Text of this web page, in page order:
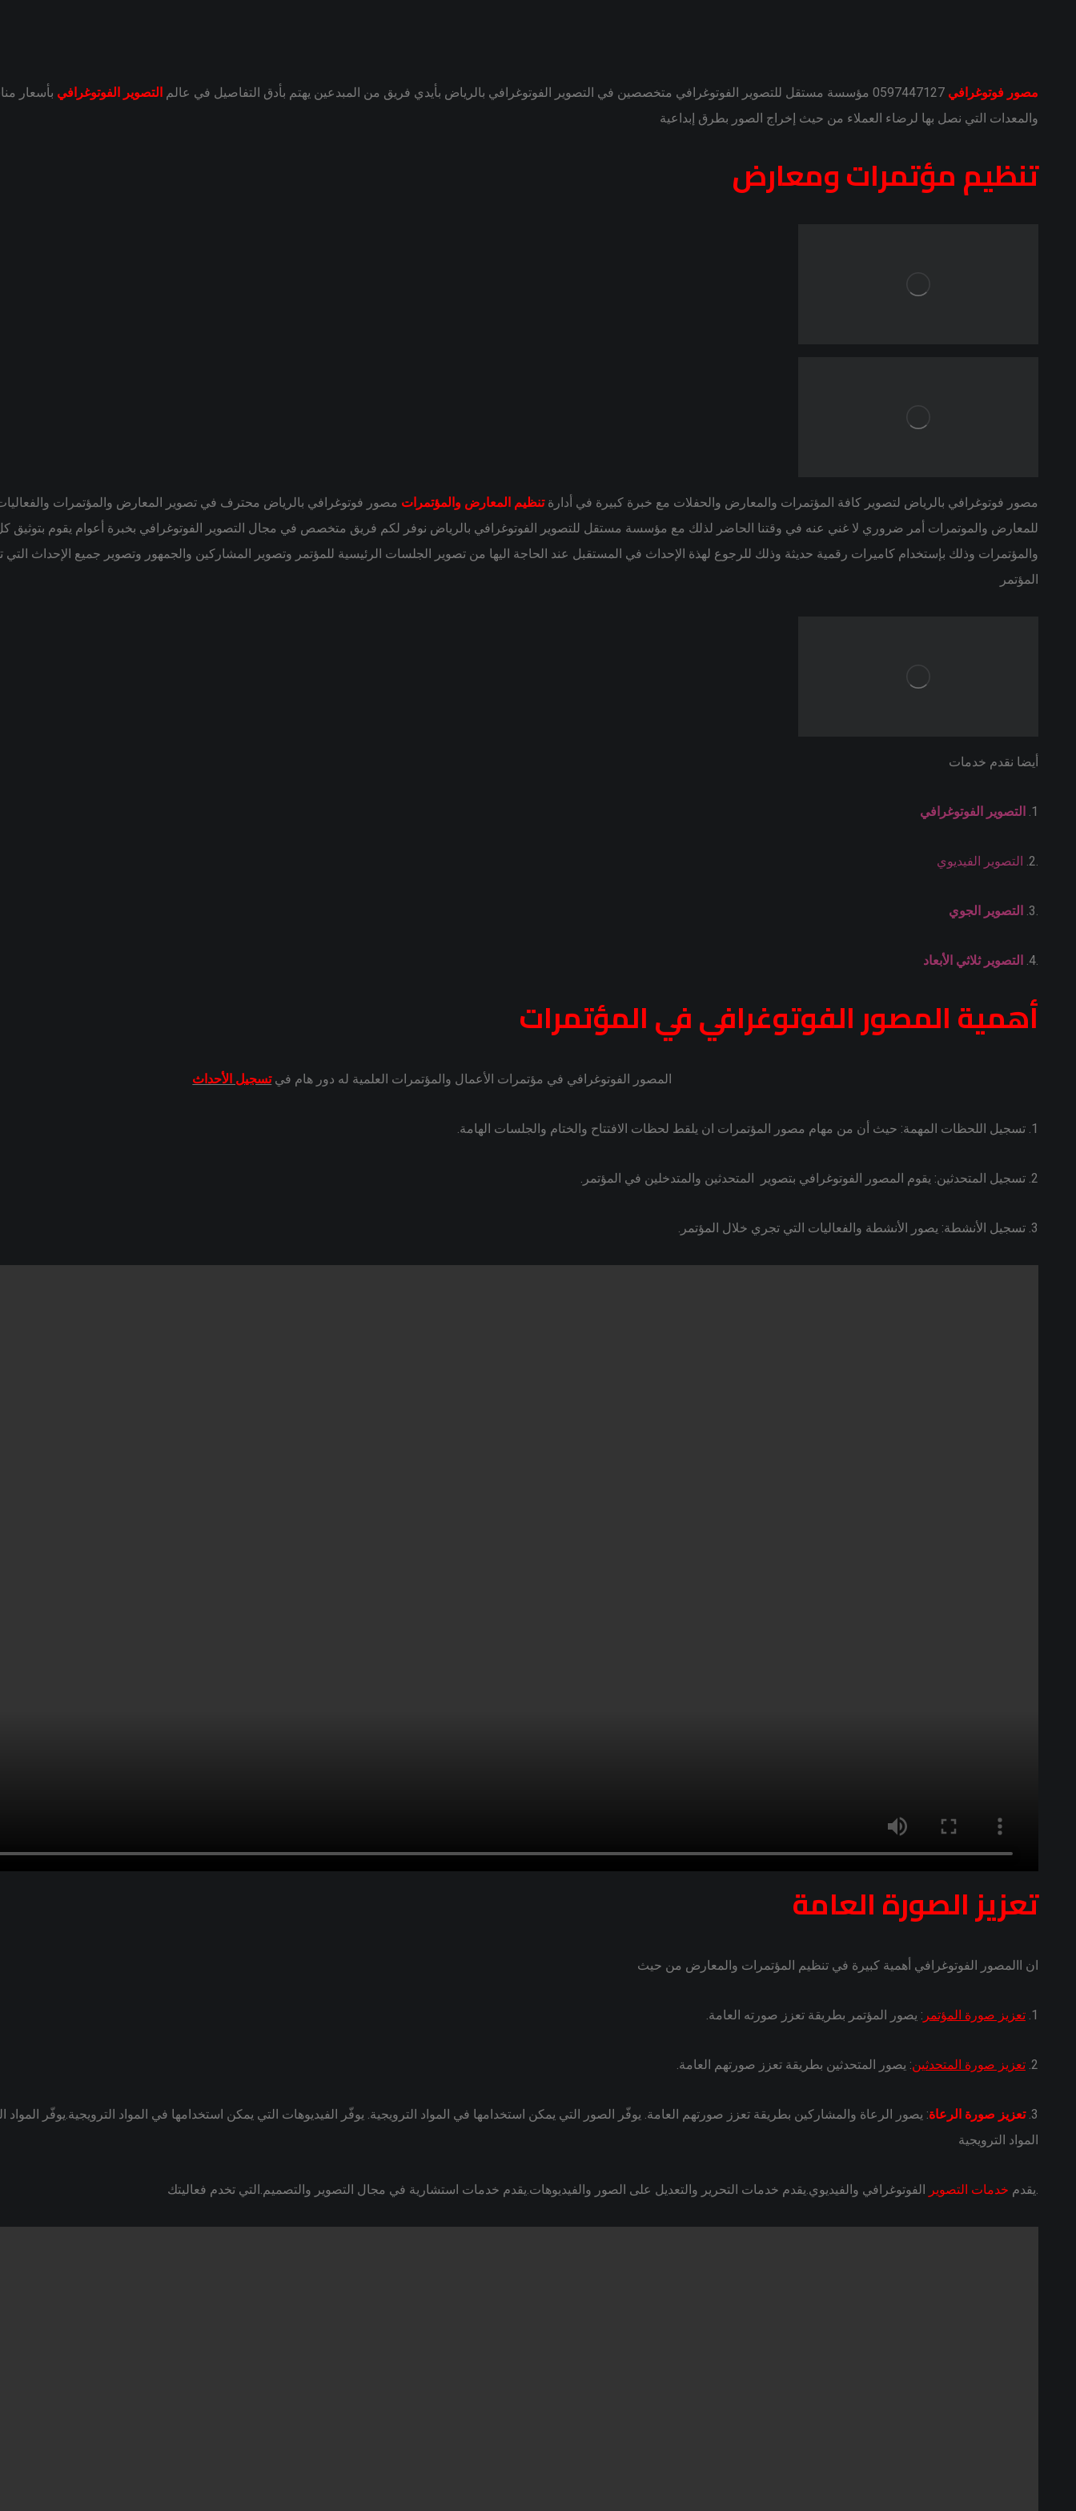
مصور فوتوغرافي التصوير الفوتوغرافي بأسعار
والمعدات التي نصل بها لرضاء العملاء من حيث إخراج الصور بطرق إبداعية
تنظيم مؤتمرات ومعارض
مصور فوتوغرافي بالرياض لتصوير كافة المؤتمرات والمعارض والحفلات مع خبرة كبيرة في أدارةتنظيم المعارض والمؤتمرات مصور فوتوغرافي بالرياض محترف في تصوير المعارض والمؤتمرات
للمعارض والموتمرات أمر ضروري لا غني عنه في وقتنا الحاضر لذلك مع مؤسسة مستقل للتصوير الفوتوغرافي بالرياض نوفر لكم فريق متخصص في مجال التصوير الفوتوغرافي بخبرة أعوام يقوم
والمؤتمرات وذلك بإستخدام كاميرات رقمية حديثة وذلك للرجوع لهذة الإحداث في المستقبل عند الحاجة اليها من تصوير الجلسات الرئيسية للمؤتمر وتصوير المشاركين والجمهور وتصوير جميع الإحداث التي
المؤتمر
أيضا نقدم خدمات
1. التصوير الفوتوغرافي
.2. التصوير الفيديوي
.3. التصوير الجوي
.4. التصوير ثلاثي الأبعاد
أهمية المصور الفوتوغرافي في المؤتمرات
المصور الفوتوغرافي في مؤتمرات الأعمال والمؤتمرات العلمية له دور هام فيتسجيل الأحداث
1. تسجيل اللحظات المهمة: حيث أن من مهام مصور المؤتمرات ان يلقط لحظات الافتتاح والختام والجلسات الهامة.
2. تسجيل المتحدثين: يقوم المصور الفوتوغرافي بتصوير المتحدثين والمتدخلين في المؤتمر.
3. تسجيل الأنشطة: يصور الأنشطة والفعاليات التي تجري خلال المؤتمر.
تعزيز الصورة العامة
ان االمصور الفوتوغرافي أهمية كبيرة في تنظيم المؤتمرات والمعارض من حيث
1. تعزيز صورة المؤتمر : يصور المؤتمر بطريقة تعزز صورته العامة.
2. تعزيز صورة المتحدثين: يصور المتحدثين بطريقة تعزز صورتهم العامة.
3. تعزيز صورة الرعاة: يصور الرعاة والمشاركين بطريقة تعزز صورتهم العامة. يوفّر الصور التي يمكن استخدامها في المواد الترويجية. يوفّر الفيديوهات التي يمكن استخدامها في المواد الترويجية.يوفّر المواد
المواد الترويجية
.يقدم خدمات التصوير الفوتوغرافي والفيديوي.يقدم خدمات التحرير والتعديل على الصور والفيديوهات.يقدم خدمات استشارية في مجال التصوير والتصميم.التي تخدم فعاليتك